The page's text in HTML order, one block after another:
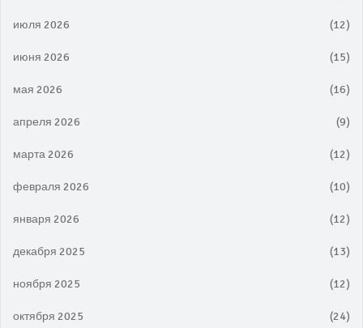
июля 2026 (12)
июня 2026 (15)
мая 2026 (16)
апреля 2026 (9)
марта 2026 (12)
февраля 2026 (10)
января 2026 (12)
декабря 2025 (13)
ноября 2025 (12)
октября 2025 (24)